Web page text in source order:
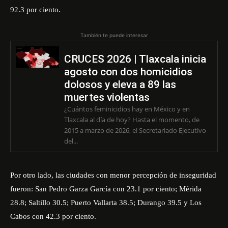
92.3 por ciento.
También te puede interesar
CRUCES 2026 | Tlaxcala inicia
agosto con dos homicidios
dolosos y eleva a 89 las
muertes violentas
¿Cuántos feminicidios hay en México y en
Tlaxcala al día de hoy? Hasta el momento, de
2015 a marzo de 2026, el Secretariado Ejecutivo
del...
Por otro lado, las ciudades con menor percepción de inseguridad
fueron: San Pedro Garza García con 23.1 por ciento; Mérida
28.8; Saltillo 30.5; Puerto Vallarta 38.5; Durango 39.5 y Los
Cabos con 42.3 por ciento.